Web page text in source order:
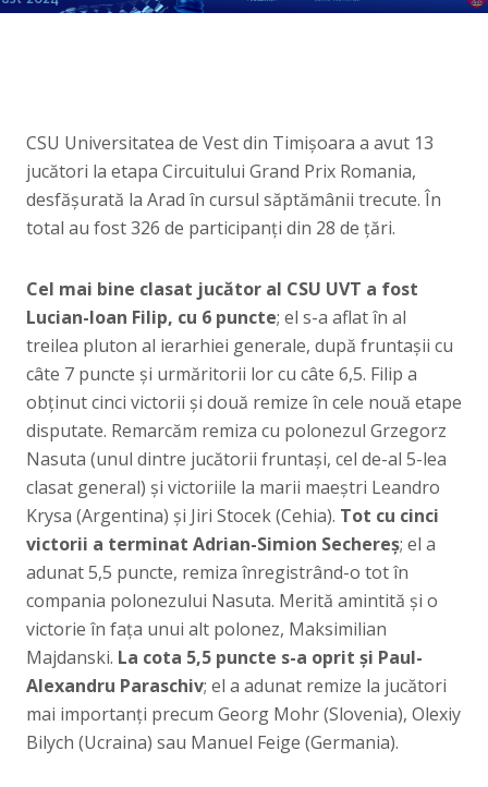
CSU Universitatea de Vest din Timișoara a avut 13
jucători la etapa Circuitului Grand Prix Romania,
desfășurată la Arad în cursul săptămânii trecute. În
total au fost 326 de participanți din 28 de țări.
Cel mai bine clasat jucător al CSU UVT a fost
Lucian-Ioan Filip, cu 6 puncte; el s-a aflat în al
treilea pluton al ierarhiei generale, după fruntașii cu
câte 7 puncte și urmăritorii lor cu câte 6,5. Filip a
obținut cinci victorii și două remize în cele nouă etape
disputate. Remarcăm remiza cu polonezul Grzegorz
Nasuta (unul dintre jucătorii fruntași, cel de-al 5-lea
clasat general) și victoriile la marii maeștri Leandro
Krysa (Argentina) și Jiri Stocek (Cehia). Tot cu cinci
victorii a terminat Adrian-Simion Sechereș; el a
adunat 5,5 puncte, remiza înregistrând-o tot în
compania polonezului Nasuta. Merită amintită și o
victorie în fața unui alt polonez, Maksimilian
Majdanski. La cota 5,5 puncte s-a oprit și Paul-
Alexandru Paraschiv; el a adunat remize la jucători
mai importanți precum Georg Mohr (Slovenia), Olexiy
Bilych (Ucraina) sau Manuel Feige (Germania).